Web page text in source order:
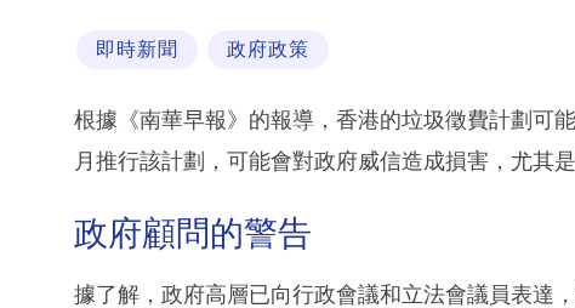
即時新聞 政府政策
根據《南華早報》的報導，香港的垃圾徵費計劃可
月推行該計劃，可能會對政府威信造成損害，尤其
政府顧問的警告
據了解，政府高層已向行政會議和立法會議員表達